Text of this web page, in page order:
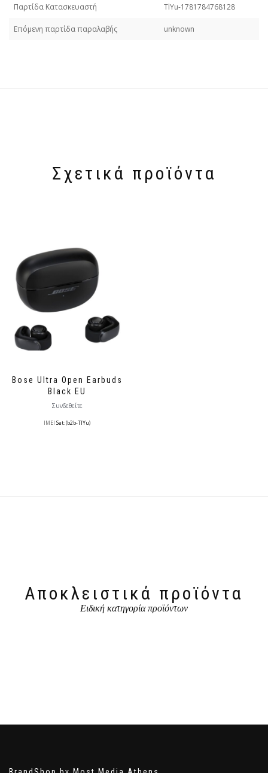
Παρτίδα Κατασκευαστή TlYu-1781784768128
Επόμενη παρτίδα παραλαβής unknown
Σχετικά προϊόντα
Bose Ultra Open Earbuds
Black EU
Συνδεθείτε
IMEI Set: (b2b-TlYu)
Αποκλειστικά προϊόντα
Ειδική κατηγορία προϊόντων